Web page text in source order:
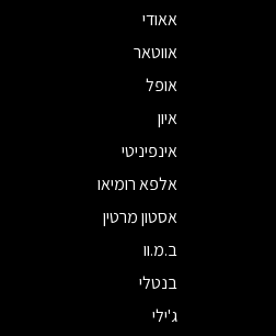
אאודי
אווטאר
אופל
איון
אינפיניטי
אלפא רומיאו
אסטון מרטין
ב.מ.וו
בנטלי
ג'ילי